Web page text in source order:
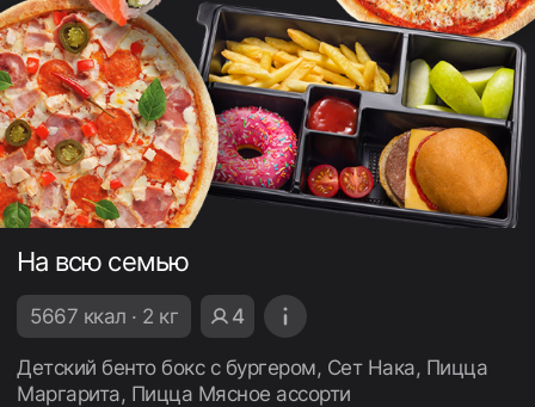
На всю семью
5667 ккал · 2 кг 4
Детский бенто бокс с бургером, Сет Нака, Пицца
Маргарита, Пицца Мясное ассорти